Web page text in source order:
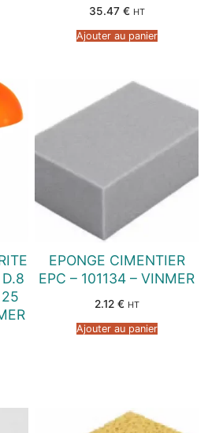
35.47 € HT
Ajouter au panier
D.8
EPONGE CIMENTIER
EPC – 101134 – VINMER
2.12 € HT
Ajouter au panier